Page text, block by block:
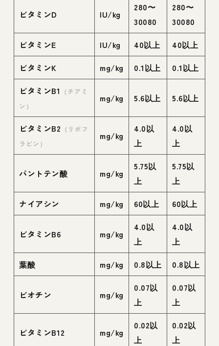
ビタミンD IU/kg
280〜
30080
280〜
30080
ビタミンE
IU/kg 40以上
40以上
ビタミンK
mg/kg 0.1以上
0.1以上
ビタミンB1 （チアミ
ン）
mg/kg 5.6以上 5.6以上
ビタミンB2 （リボフ
ラビン）
mg/kg
4.0以
上
4.0以
上
パントテン酸 mg/kg
5.75以
上
5.75以
上
ナイアシン
mg/kg 60以上 60以上
ビタミンB6 mg/kg
4.0以
上
4.0以
上
葉酸
mg/kg 0.8以上 0.8以上
ビオチン mg/kg
0.07以
上
0.07以
上
ビタミンB12 mg/kg
0.02以
上
0.02以
上